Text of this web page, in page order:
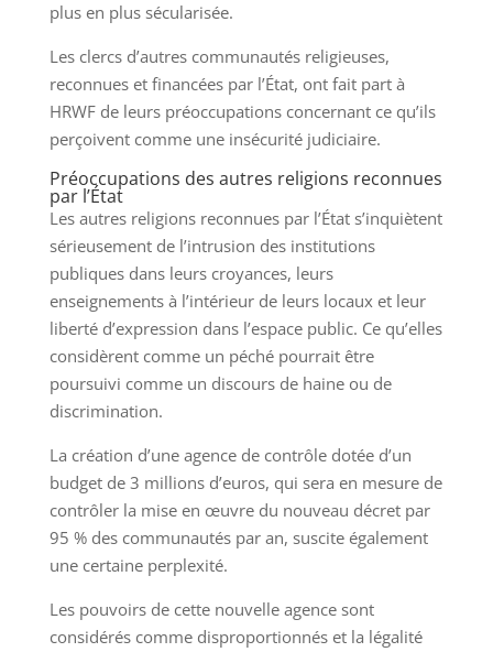
plus en plus sécularisée.
Les clercs d’autres communautés religieuses,
reconnues et financées par l’État, ont fait part à
HRWF de leurs préoccupations concernant ce qu’ils
perçoivent comme une insécurité judiciaire.
Préoccupations des autres religions reconnues
par l’État
Les autres religions reconnues par l’État s’inquiètent
sérieusement de l’intrusion des institutions
publiques dans leurs croyances, leurs
enseignements à l’intérieur de leurs locaux et leur
liberté d’expression dans l’espace public. Ce qu’elles
considèrent comme un péché pourrait être
poursuivi comme un discours de haine ou de
discrimination.
La création d’une agence de contrôle dotée d’un
budget de 3 millions d’euros, qui sera en mesure de
contrôler la mise en œuvre du nouveau décret par
95 % des communautés par an, suscite également
une certaine perplexité.
Les pouvoirs de cette nouvelle agence sont
considérés comme disproportionnés et la légalité